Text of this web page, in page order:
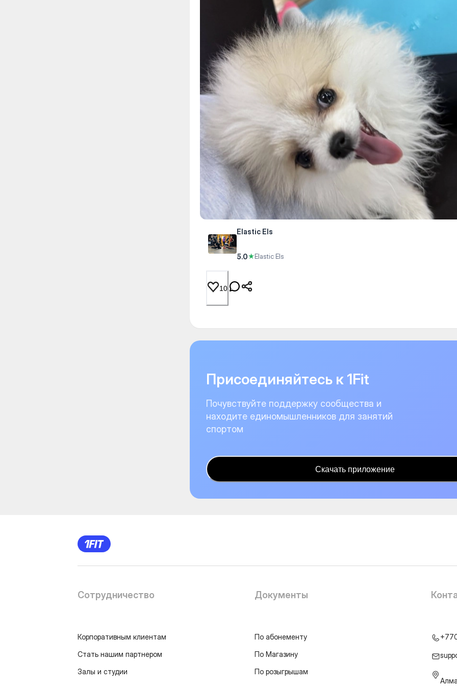
Elastic Els
5.0★Elastic Els
10
Присоединяйтесь к 1Fit
Почувствуйте поддержку сообщества и
находите единомышленников для занятий
спортом
Скачать приложение
Сотрудничество
Корпоративным клиентам
Стать нашим партнером
Залы и студии
Документы
По абонементу
По Магазину
По розыгрышам